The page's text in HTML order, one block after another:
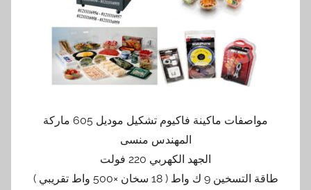
مواصفات ماكينة فاكيوم تشكيل موديل 605 ماركة
المهندس منسى
الجهد الكهربي 220 فولت
طاقة التسخين 9 ك واط ( 18 سخان ×500 واط تقريبي )